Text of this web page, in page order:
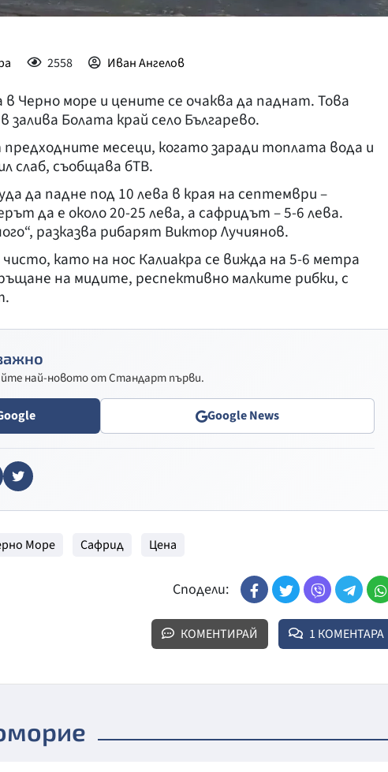
2558 Иван Ангелов
в Черно море и цените се очаква да паднат. Това
Болата край село Българево.
месеци, когато заради топлата вода и
слаб, съобщава бТВ.
да падне под 10 лева в края на септември –
да е около 20-25 лева, а сафридът – 5-6 лева.
разказва рибарят Виктор Лучиянов.
като на нос Калиакра се вижда на 5-6 метра
на мидите, респективно малките рибки, с
най-новото от Стандарт първи.
Google News
Море Сафрид Цена
Сподели:
КОМЕНТИРАЙ 1 КОМЕНТАРА